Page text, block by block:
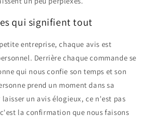
qui signifient tout
entreprise, chaque avis est
Derrière chaque commande se
qui nous confie son temps et son
prend un moment dans sa
un avis élogieux, ce n'est pas
la confirmation que nous faisons